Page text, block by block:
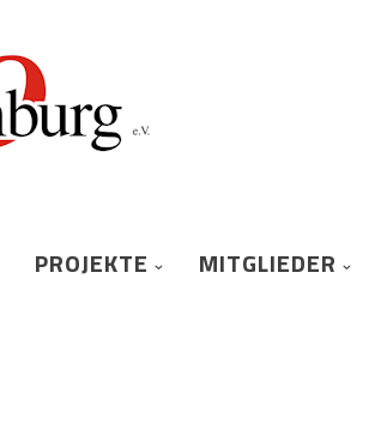
PROJEKTE MITGLIEDER